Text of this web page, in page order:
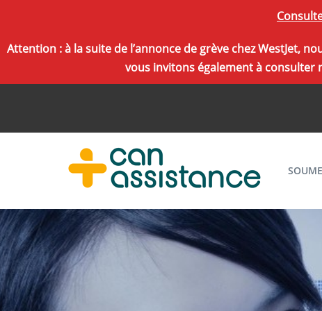
Attention : à la suite de l’annonce de grève chez WestJet,
vous invitons également à consulter